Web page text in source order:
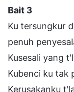
Bait 3
Ku tersungkur
penuh
Kusesali yang
Kubenci ku tak
Kerusakanku